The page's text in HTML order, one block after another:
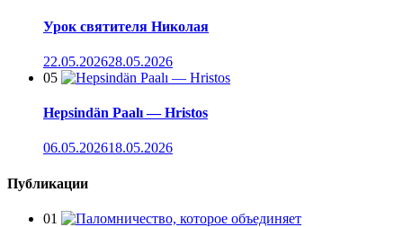
Урок святителя Николая
22.05.202628.05.2026
05
Hepsindän Paalı — Hristos
06.05.202618.05.2026
Публикации
01